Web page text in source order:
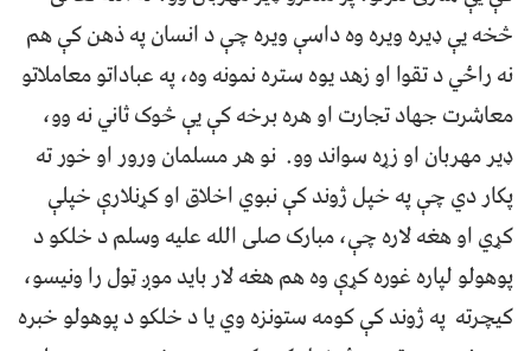
څخه یې ډیره ویره وه داسې ویره چې د انسان په ذهن کې هم
نه راځي د تقوا او زهد یوه ستره نمونه وه، په عباداتو معاملاتو
معاشرت جهاد تجارت او هره برخه کې یې څوک ثاني نه وو،
ډیر مهربان او زړه سواند وو. نو هر مسلمان ورور او خور ته
پکار دي چې په خپل ژوند کې نبوي اخلاق او کړنلارې خپلې
کړي او هغه لاره چې، مبارک صلی الله علیه وسلم د خلکو د
پوهولو لپاره غوره کړې وه هم هغه لار باید موږ ټول را ونیسو،
کیچرته په ژوند کې کومه ستونزه وي یا د خلکو د پوهولو خبره